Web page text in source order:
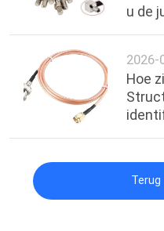
u de
2026-
Hoe
Terug